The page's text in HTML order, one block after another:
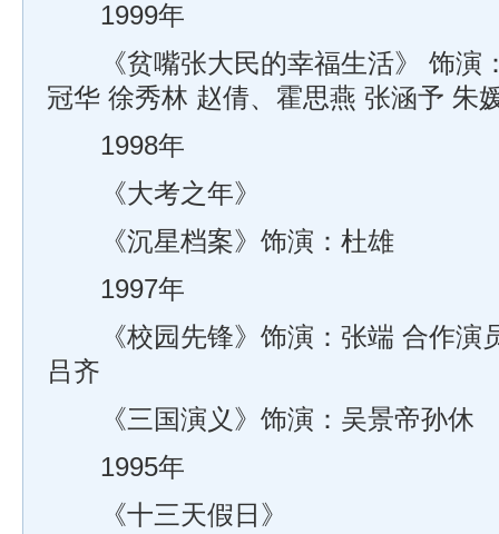
1999年
《贫嘴张大民的幸福生活》 饰演
冠华 徐秀林 赵倩、霍思燕 张涵予 朱
1998年
《大考之年》
《沉星档案》饰演：杜雄
1997年
《校园先锋》饰演：张端 合作演
吕齐
《三国演义》饰演：吴景帝孙休
1995年
《十三天假日》